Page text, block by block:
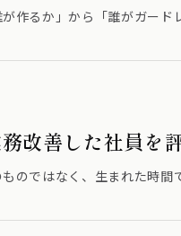
作るか」から「誰がガー
改善した社員を
のではなく、生まれた時